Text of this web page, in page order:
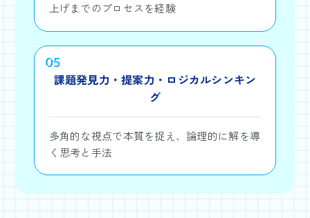
上げまでのプロセスを経験
05
課題発見力・提案力・ロジカルシンキン
グ
多角的な視点で本質を捉え、論理的に解を導
く思考と手法